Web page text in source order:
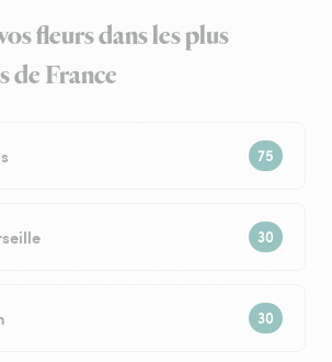
fleurs dans les plus
de France